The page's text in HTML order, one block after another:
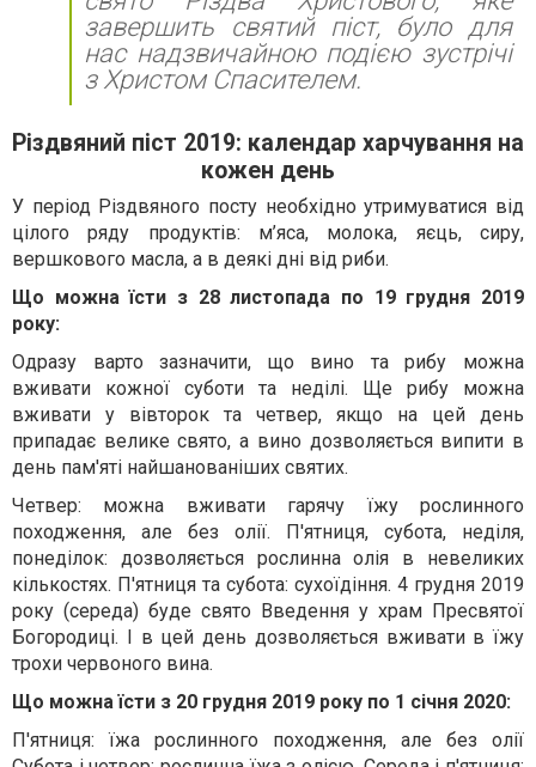
завершить святий піст, було для
нас надзвичайною подією зустрічі
з Христом Спасителем.
Різдвяний піст 2019: календар харчування на
кожен день
У період Різдвяного посту необхідно утримуватися від
цілого ряду продуктів: м’яса, молока, яєць, сиру,
вершкового масла, а в деякі дні від риби.
Що можна їсти з 28 листопада по 19 грудня 2019
року:
Одразу варто зазначити, що вино та рибу можна
вживати кожної суботи та неділі. Ще рибу можна
вживати у вівторок та четвер, якщо на цей день
припадає велике свято, а вино дозволяється випити в
день пам'яті найшанованіших святих.
Четвер: можна вживати гарячу їжу рослинного
походження, але без олії. П'ятниця, субота, неділя,
понеділок: дозволяється рослинна олія в невеликих
кількостях. П'ятниця та субота: сухоїдіння. 4 грудня 2019
року (середа) буде свято Введення у храм Пресвятої
Богородиці. І в цей день дозволяється вживати в їжу
трохи червоного вина.
Що можна їсти з 20 грудня 2019 року по 1 січня 2020:
П'ятниця: їжа рослинного походження, але без олії